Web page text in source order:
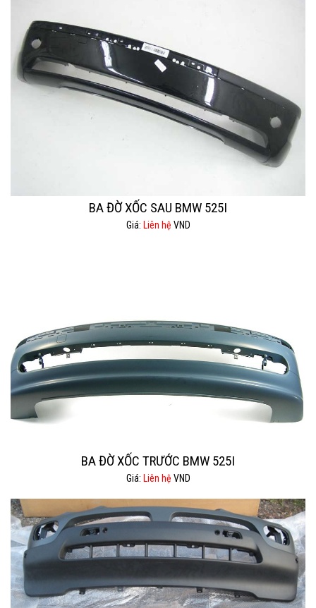
BA ĐỜ XỐC SAU BMW 525I
Giá: Liên hệ VND
BA ĐỜ XỐC TRƯỚC BMW 525I
Giá: Liên hệ VND